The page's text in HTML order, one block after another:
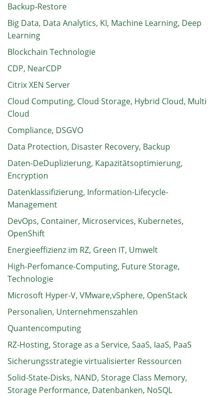
Backup-Restore
Big Data, Data Analytics, KI, Machine Learning, Deep
Learning
Blockchain Technologie
CDP, NearCDP
Citrix XEN Server
Cloud Computing, Cloud Storage, Hybrid Cloud, Multi
Cloud
Compliance, DSGVO
Data Protection, Disaster Recovery, Backup
Daten-DeDuplizierung, Kapazitätsoptimierung,
Encryption
Datenklassifizierung, Information-Lifecycle-
Management
DevOps, Container, Microservices, Kubernetes,
OpenShift
Energieeffizienz im RZ, Green IT, Umwelt
High-Perfomance-Computing, Future Storage,
Technologie
Microsoft Hyper-V, VMware,vSphere, OpenStack
Personalien, Unternehmenszahlen
Quantencomputing
RZ-Hosting, Storage as a Service, SaaS, IaaS, PaaS
Sicherungsstrategie virtualisierter Ressourcen
Solid-State-Disks, NAND, Storage Class Memory,
Storage Performance, Datenbanken, NoSQL